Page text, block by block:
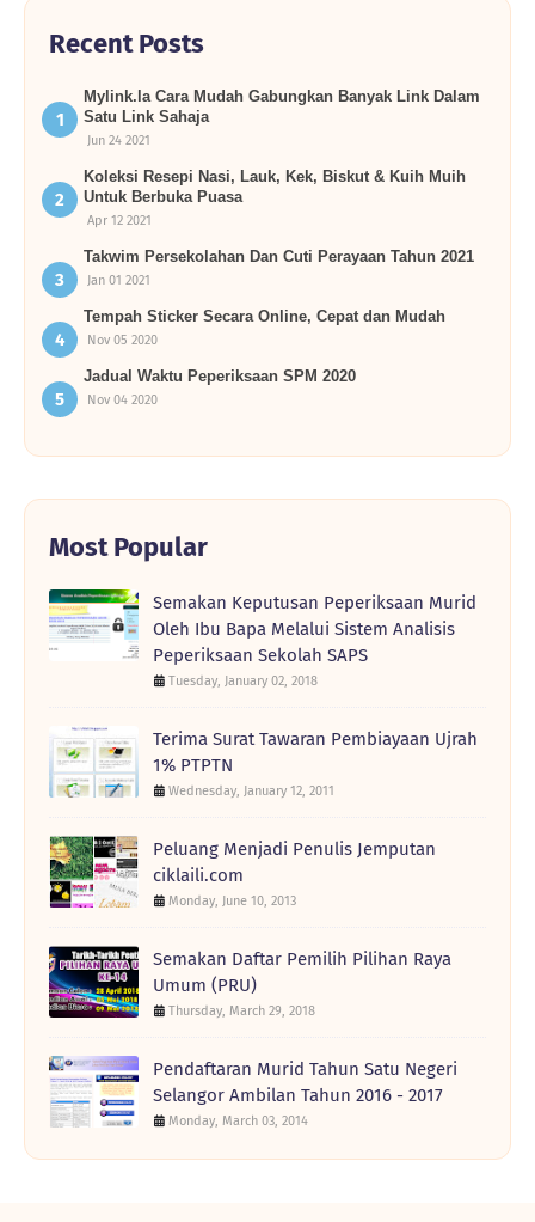
Recent Posts
Mylink.la Cara Mudah Gabungkan Banyak Link Dalam
Satu Link Sahaja
Jun 24 2021
Koleksi Resepi Nasi, Lauk, Kek, Biskut & Kuih Muih
Untuk Berbuka Puasa
Apr 12 2021
Takwim Persekolahan Dan Cuti Perayaan Tahun 2021
Jan 01 2021
Tempah Sticker Secara Online, Cepat dan Mudah
Nov 05 2020
Jadual Waktu Peperiksaan SPM 2020
Nov 04 2020
Most Popular
Semakan Keputusan Peperiksaan Murid
Oleh Ibu Bapa Melalui Sistem Analisis
Peperiksaan Sekolah SAPS
Tuesday, January 02, 2018
Terima Surat Tawaran Pembiayaan Ujrah
1% PTPTN
Wednesday, January 12, 2011
Peluang Menjadi Penulis Jemputan
ciklaili.com
Monday, June 10, 2013
Semakan Daftar Pemilih Pilihan Raya
Umum (PRU)
Thursday, March 29, 2018
Pendaftaran Murid Tahun Satu Negeri
Selangor Ambilan Tahun 2016 - 2017
Monday, March 03, 2014